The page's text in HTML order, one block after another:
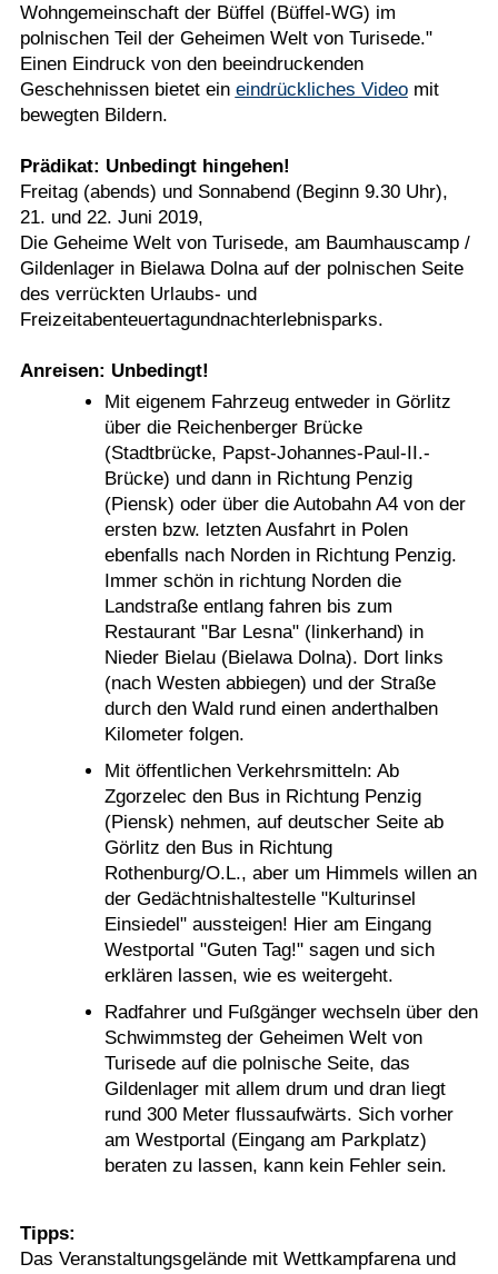
Wohngemeinschaft der Büffel (Büffel-WG) im
polnischen Teil der Geheimen Welt von Turisede."
Einen Eindruck von den beeindruckenden
Geschehnissen bietet ein eindrückliches Videomit
bewegten Bildern.
Prädikat: Unbedingt hingehen!
Freitag (abends) und Sonnabend (Beginn 9.30 Uhr),
21. und 22. Juni 2019,
Die Geheime Welt von Turisede, am Baumhauscamp /
Gildenlager in Bielawa Dolna auf der polnischen Seite
des verrückten Urlaubs- und
Freizeitabenteuertagundnachterlebnisparks.
Anreisen: Unbedingt!
Mit eigenem Fahrzeug entweder in Görlitz
über die Reichenberger Brücke
(Stadtbrücke, Papst-Johannes-Paul-II.-
Brücke) und dann in Richtung Penzig
(Piensk) oder über die Autobahn A4 von der
ersten bzw. letzten Ausfahrt in Polen
ebenfalls nach Norden in Richtung Penzig.
Immer schön in richtung Norden die
Landstraße entlang fahren bis zum
Restaurant "Bar Lesna" (linkerhand) in
Nieder Bielau (Bielawa Dolna). Dort links
(nach Westen abbiegen) und der Straße
durch den Wald rund einen anderthalben
Kilometer folgen.
Mit öffentlichen Verkehrsmitteln: Ab
Zgorzelec den Bus in Richtung Penzig
(Piensk) nehmen, auf deutscher Seite ab
Görlitz den Bus in Richtung
Rothenburg/O.L., aber um Himmels willen an
der Gedächtnishaltestelle "Kulturinsel
Einsiedel" aussteigen! Hier am Eingang
Westportal "Guten Tag!" sagen und sich
erklären lassen, wie es weitergeht.
Radfahrer und Fußgänger wechseln über den
Schwimmsteg der Geheimen Welt von
Turisede auf die polnische Seite, das
Gildenlager mit allem drum und dran liegt
rund 300 Meter flussaufwärts. Sich vorher
am Westportal (Eingang am Parkplatz)
beraten zu lassen, kann kein Fehler sein.
Tipps:
Das Veranstaltungsgelände mit Wettkampfarena und